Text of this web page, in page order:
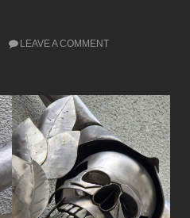
LEAVE A COMMENT